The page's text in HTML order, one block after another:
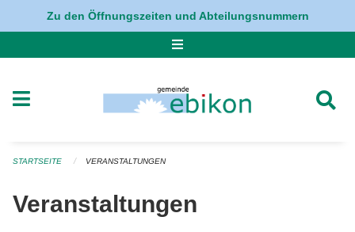
Navigation überspringen
Zu den Öffnungszeiten und Abteilungsnummern
STARTSEITE VERANSTALTUNGEN
Veranstaltungen